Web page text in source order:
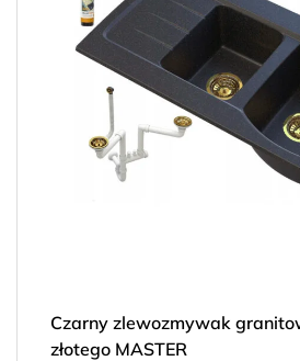
Czarny zlewozmywak
złotego MASTER